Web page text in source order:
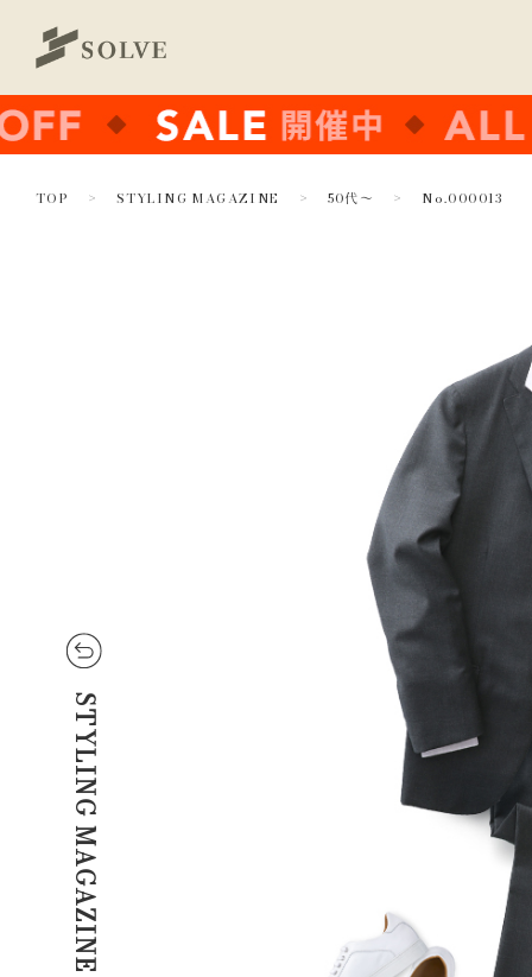
TOP STYLING MAGAZINE 50代～ No.000013
STYLING MAGAZINE